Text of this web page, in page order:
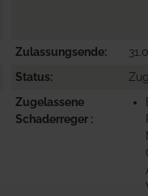
Zulassungsende
Status
Zugelassene
Schaderreger